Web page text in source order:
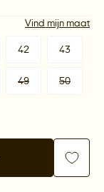
Vind mijn maat
42 43
49 50